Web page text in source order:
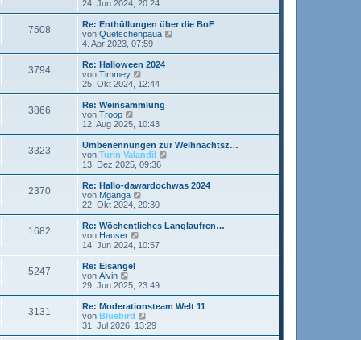
r
a
g
r
B
e
i
r
a
g
e
u
e
s
t
e
B
e
i
r
a
g
24. Jun 2024, 20:24
7508
Re: Enthüllungen über die BoF
von Quetschenpaua
u
r
4. Apr 2023, 07:59
3794
Re: Halloween 2024
von Timmey
e
u
e
t
B
e
i
r
g
25. Okt 2024, 12:44
3866
Re: Weinsammlung
von Troop
e
u
e
s
t
e
B
e
i
r
a
g
12. Aug 2025, 10:43
3323
Umbenennungen zur Weihnachtsz…
von Turin Valandil
u
e
B
13. Dez 2025, 09:36
2370
Re: Hallo-dawardochwas 2024
von Mganga
e
u
e
t
e
i
r
a
g
22. Okt 2024, 20:30
1682
Re: Wöchentliches Langlaufren…
von Hauser
e
u
t
B
e
i
14. Jun 2024, 10:57
5247
Re: Eisangel
von Alvin
e
u
e
s
t
e
29. Jun 2025, 23:49
3131
Re: Moderationsteam Welt 11
von Bluebird
e
u
31. Jul 2026, 13:29